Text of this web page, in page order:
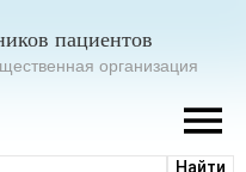
пациентов
организация